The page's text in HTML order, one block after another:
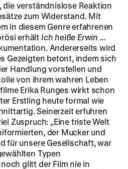
die verständnislose Reaktion
zum Widerstand. Mit
in diesem Genre erfahrenen
erhält Ich heiße Erwin ...
Andererseits wird
Gezeigten betont, indem sich
Handlung vorstellen und
von ihrem wahren Leben
Erika Runges wirkt schon
Erstling heute formal wie
Seinerzeit erfuhren
Zuspruch: „Eine triste Welt
der Mucker und
für unsere Gesellschaft, war
Typen
glitt der Film nie in